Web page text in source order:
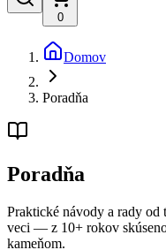
0
Domov
Poradňa
Poradňa
Praktické návody a rady
veci — z 10+ rokov
kameňom.